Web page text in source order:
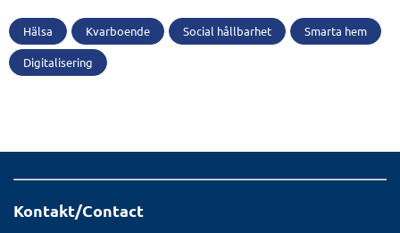
Hälsa Kvarboende Social hållbarhet Smarta hem
Digitalisering
Kontakt/Contact